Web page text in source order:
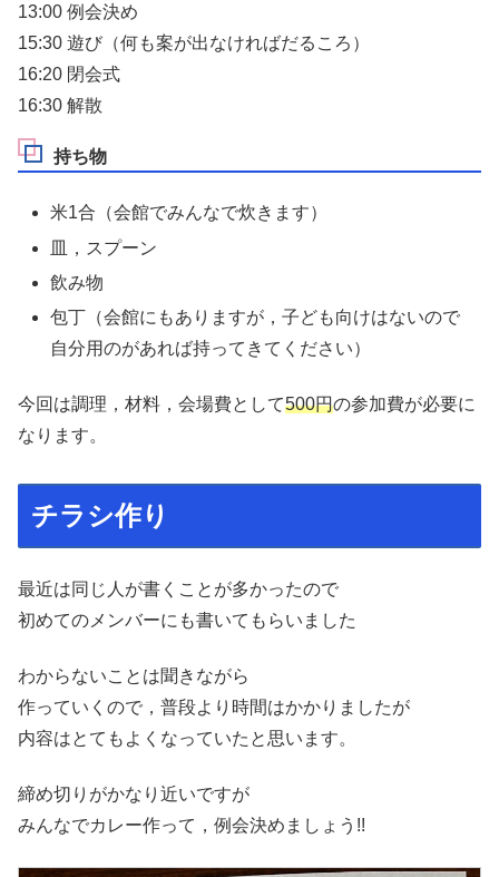
13:00 例会決め
15:30 遊び（何も案が出なければだるころ）
16:20 閉会式
16:30 解散
持ち物
米1合（会館でみんなで炊きます）
皿，スプーン
飲み物
包丁（会館にもありますが，子ども向けはないので
自分用のがあれば持ってきてください）
今回は調理，材料，会場費として500円の参加費が必要に
なります。
チラシ作り
最近は同じ人が書くことが多かったので
初めてのメンバーにも書いてもらいました
わからないことは聞きながら
作っていくので，普段より時間はかかりましたが
内容はとてもよくなっていたと思います。
締め切りがかなり近いですが
みんなでカレー作って，例会決めましょう!!